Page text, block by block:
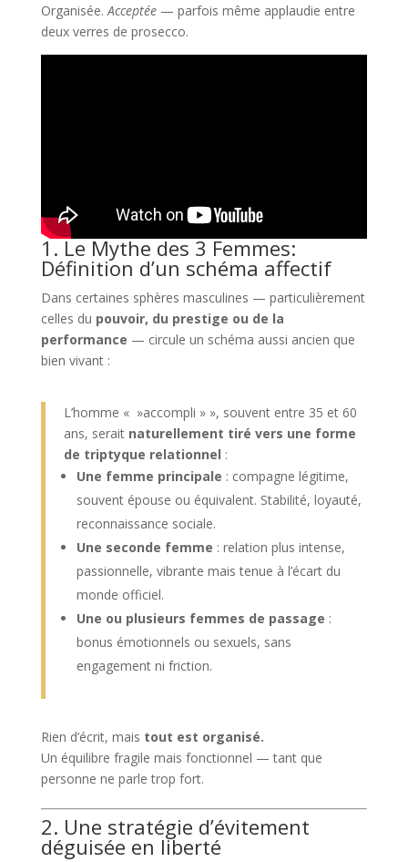
Organisée. Acceptée— parfois même applaudie entre
deux verres de prosecco.
1. Le Mythe des 3 Femmes:
Définition d’un schéma affectif
Dans certaines sphères masculines — particulièrement
celles du pouvoir, du prestige ou de la
performance — circule un schéma aussi ancien que
bien vivant :
L’homme « »accompli » », souvent entre 35 et 60
ans, serait naturellement tiré vers une forme
de triptyque relationnel :
Une femme principale : compagne légitime,
souvent épouse ou équivalent. Stabilité, loyauté,
reconnaissance sociale.
Une seconde femme : relation plus intense,
passionnelle, vibrante mais tenue à l’écart du
monde officiel.
Une ou plusieurs femmes de passage :
bonus émotionnels ou sexuels, sans
engagement ni friction.
Rien d’écrit, mais tout est organisé.
Un équilibre fragile mais fonctionnel — tant que
personne ne parle trop fort.
2. Une stratégie d’évitement
déguisée en liberté